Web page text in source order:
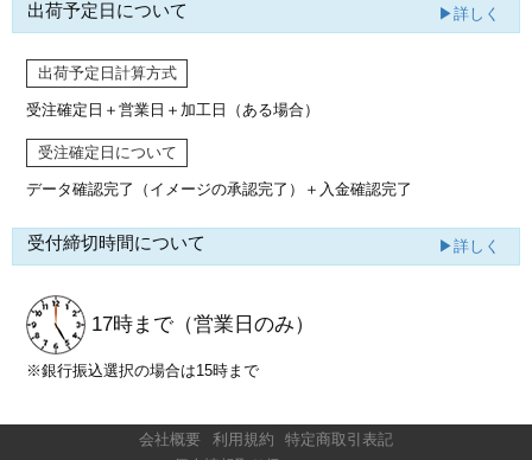
出荷予定日について ▶詳しく
出荷予定日計算方式
受注確定日＋営業日＋加工日（ある場合）
受注確定日について
データ確認完了（イメージの承認完了） ＋入金確認完了
受付締切時間について ▶詳しく
17時まで （営業日のみ）
※銀行振込選択の場合は15時まで
会社概要 利用規約
特定商取引表記